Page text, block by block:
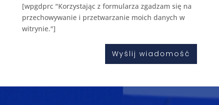
[wpgdprc "Korzystając z formularza zgadzam się na
przechowywanie i przetwarzanie moich danych w
witrynie."]